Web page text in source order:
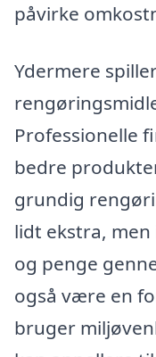
påvirke
Ydermere
Professionelle
bedre
grundig
lidt ekstra, men
og penge
også være en
bruger